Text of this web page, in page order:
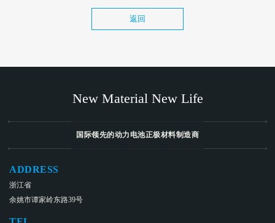
返回
New Material New Life
ADDRESS
浙江省
余姚市谭家岭东路39号
国际领先的动力电池正极材料制造商